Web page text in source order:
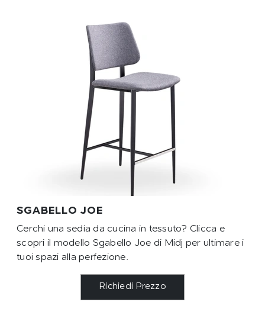
SGABELLO JOE
Cerchi una sedia da cucina in tessuto? Clicca e
scopri il modello Sgabello Joe di Midj per ultimare i
tuoi spazi alla perfezione.
Richiedi Prezzo